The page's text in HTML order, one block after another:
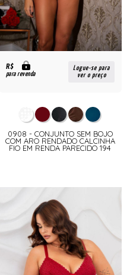
R$
para revenda
Logue-se para
ver o preço
0908 - CONJUNTO SEM BOJO
COM ARO RENDADO CALCINHA
FIO EM RENDA PARECIDO 194